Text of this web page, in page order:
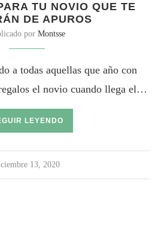
TU NOVIO QUE TE
DE APUROS
por Montsse
a todas aquellas que año con
el novio cuando llega el…
LEYENDO
13, 2020